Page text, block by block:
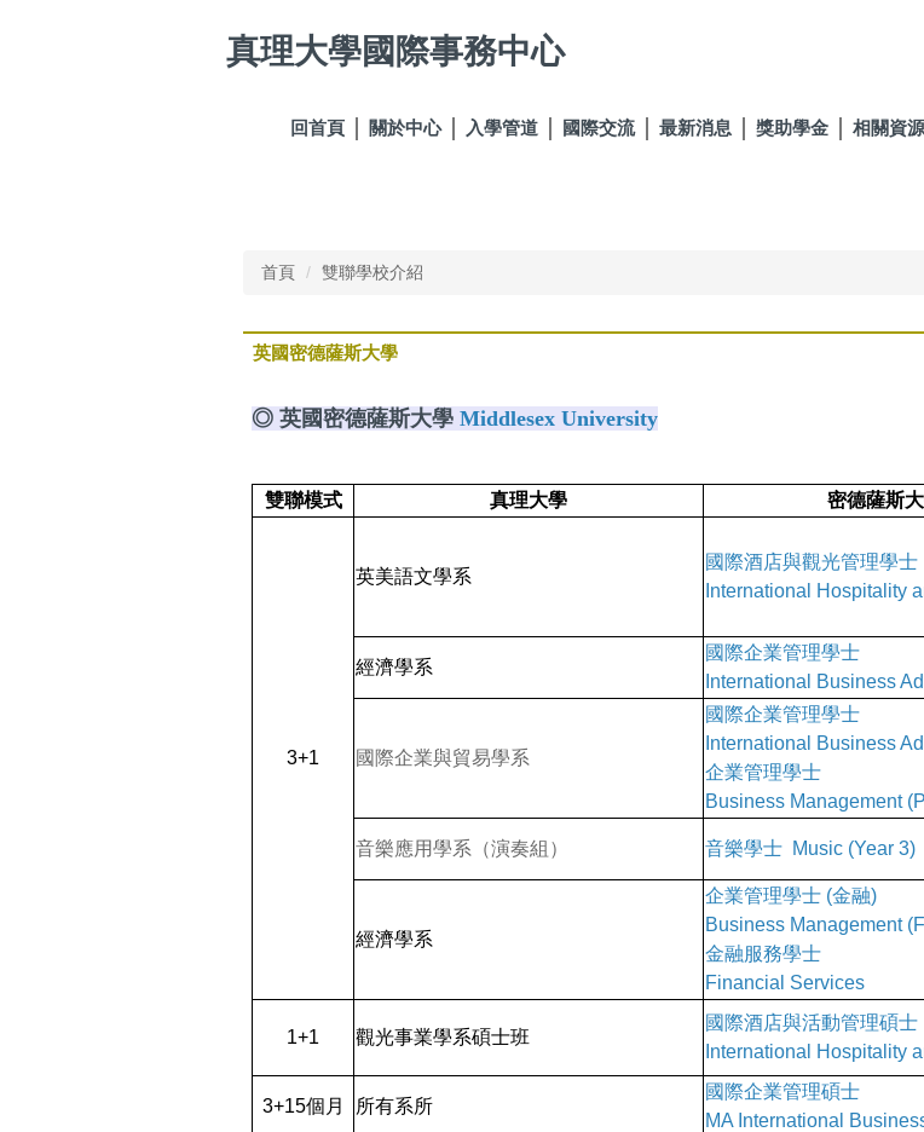
真理大學國際事務中心
回首頁 關於中心 入學管道 國際交流 最新消息 獎助學金 相關資源
首頁 雙聯學校介紹
英國密德薩斯大學
◎ 英國密德薩斯大學 Middlesex University
雙聯模式 真理大學 密德薩斯
3+1
英美語文學系
國際酒店與觀光管理學士
International Hospitality
經濟學系
國際企業管理學士
International Business
國際企業與貿易學系
國際企業管理學士
International Business
企業管理學士
Business Management
音樂應用學系（演奏組） 音樂學士 Music (Year 3)
經濟學系
企業管理學士 (金融)
Business Management
金融服務學士
Financial Services
1+1 觀光事業學系碩士班
國際酒店與活動管理碩士
International Hospitality
3+15個月 所有系所
國際企業管理碩士
MA International